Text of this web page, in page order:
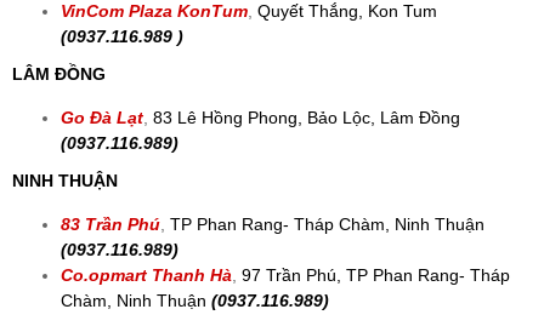
VinCom Plaza KonTum, Quyết Thắng, Kon Tum
(0937.116.989 )
LÂM ĐỒNG
Go Đà Lạt, 83 Lê Hồng Phong, Bảo Lộc, Lâm Đồng
(0937.116.989)
NINH THUẬN
83 Trần Phú, TP Phan Rang- Tháp Chàm, Ninh Thuận
(0937.116.989)
Co.opmart Thanh Hà, 97 Trần Phú, TP Phan Rang- Tháp
Chàm, Ninh Thuận (0937.116.989)